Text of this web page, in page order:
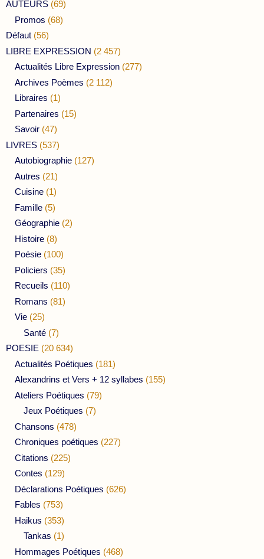
AUTEURS (69)
Promos (68)
Défaut (56)
LIBRE EXPRESSION (2 457)
Actualités Libre Expression (277)
Archives Poèmes (2 112)
Libraires (1)
Partenaires (15)
Savoir (47)
LIVRES (537)
Autobiographie (127)
Autres (21)
Cuisine (1)
Famille (5)
Géographie (2)
Histoire (8)
Poésie (100)
Policiers (35)
Recueils (110)
Romans (81)
Vie (25)
Santé (7)
POESIE (20 634)
Actualités Poétiques (181)
Alexandrins et Vers + 12 syllabes (155)
Ateliers Poétiques (79)
Jeux Poétiques (7)
Chansons (478)
Chroniques poétiques (227)
Citations (225)
Contes (129)
Déclarations Poétiques (626)
Fables (753)
Haikus (353)
Tankas (1)
Hommages Poétiques (468)